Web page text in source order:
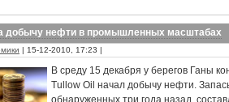
добычу нефти в промышленных масштабах
| 15-12-2010, 17:23 |
В среду 15 декабря у берегов Ганы
Tullow Oil начал добычу нефти.
обнаруженных три года назад,